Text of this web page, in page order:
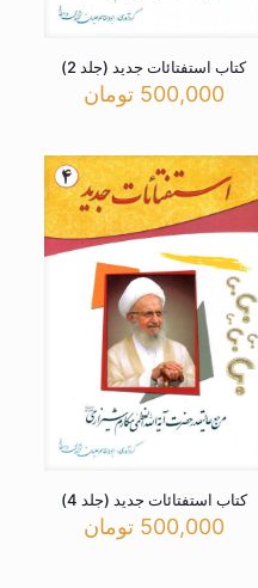
کتاب استفتائات جدید (جلد 2)
500,000 تومان
کتاب استفتائات جدید (جلد 4)
500,000 تومان